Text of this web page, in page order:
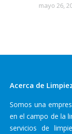
mayo 26,
Acerca de
Somos una
en el campo de la
servicios de